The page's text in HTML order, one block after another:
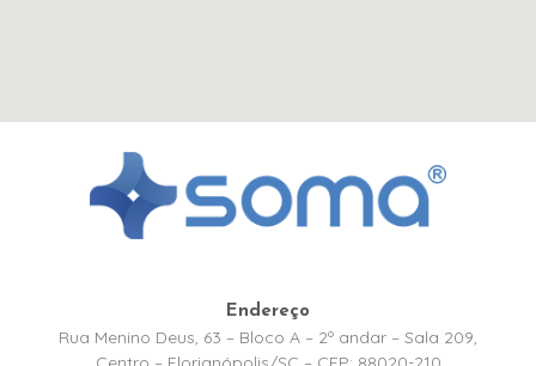
Endereço
Rua Menino Deus, 63 – Bloco A – 2º andar – Sala 209,